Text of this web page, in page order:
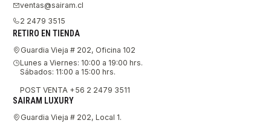
ventas@sairam.cl
2 2479 3515
RETIRO EN TIENDA
Guardia Vieja # 202, Oficina 102
Lunes a Viernes: 10:00 a 19:00 hrs.
Sábados: 11:00 a 15:00 hrs.
POST VENTA +56 2 2479 3511
SAIRAM LUXURY
Guardia Vieja # 202, Local 1.